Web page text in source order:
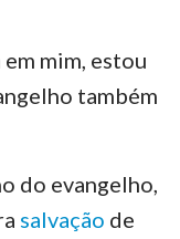
mim, estou
também
do evangelho,
salvação de